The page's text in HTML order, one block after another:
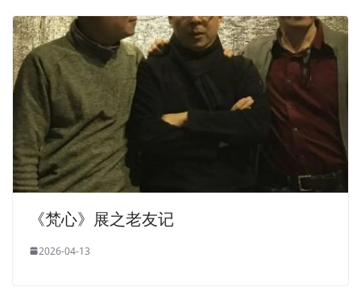
《梵心》展之老友记
2026-04-13